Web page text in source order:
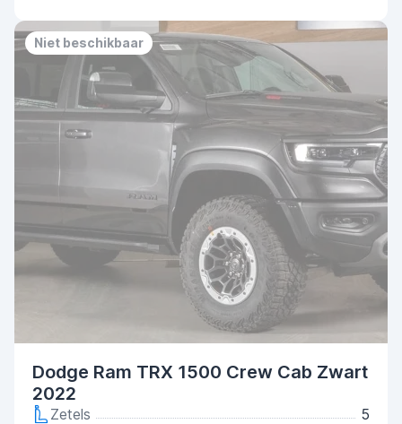
Niet beschikbaar
Dodge Ram TRX 1500 Crew Cab Zwart
2022
Zetels
5